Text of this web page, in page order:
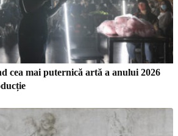
cea mai puternică artă a anului 2026